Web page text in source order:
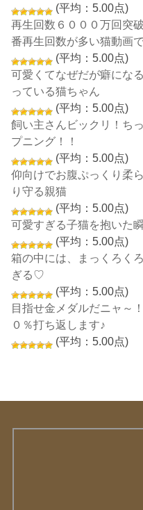
(平均：5.00点)
再生回数６０００万回突
番再生回数が多い猫動画で
(平均：5.00点)
可愛くてなぜだが癖にな
っている猫ちゃん
(平均：5.00点)
飼い主さんビックリ！ち
プニング！！
(平均：5.00点)
仰向けでお腹ぷっくり柔
り守る親猫
(平均：5.00点)
可愛すぎる子猫を抱いた
(平均：5.00点)
箱の中には、まっくろく
ぎる♡
(平均：5.00点)
目指せ金メダルだニャ～
０％打ち返します♪
(平均：5.00点)